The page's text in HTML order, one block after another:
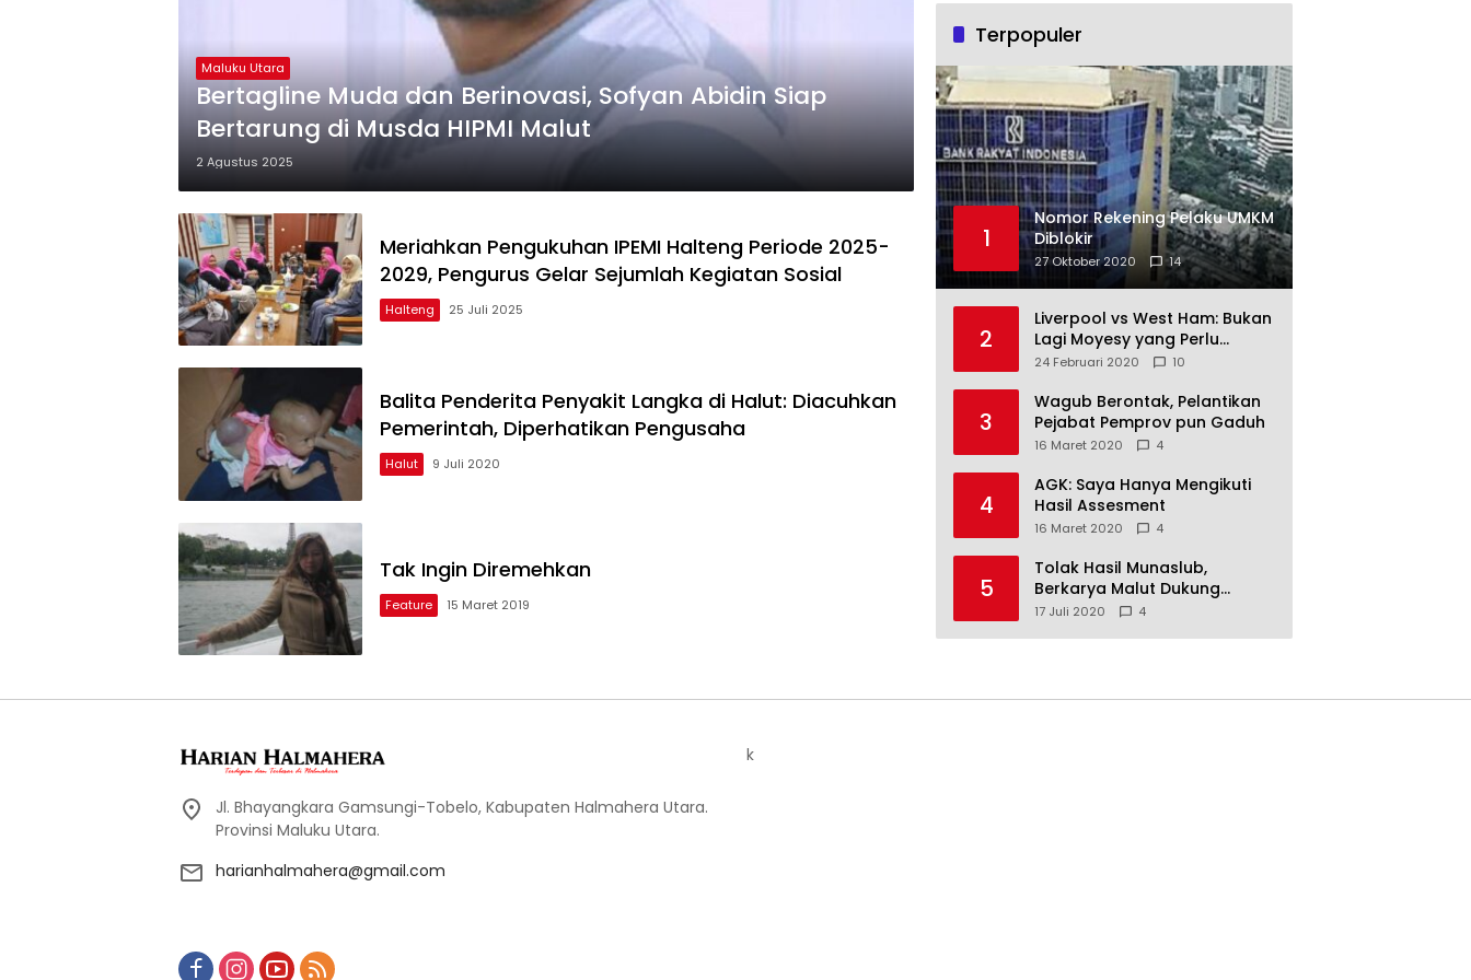
Maluku Utara
Bertagline Muda dan Berinovasi, Sofyan Abidin Siap
Bertarung di Musda HIPMI Malut
2 Agustus 2025
Meriahkan Pengukuhan IPEMI Halteng Periode 2025-
2029, Pengurus Gelar Sejumlah Kegiatan Sosial
Halteng 25 Juli 2025
Balita Penderita Penyakit Langka di Halut: Diacuhkan
Pemerintah, Diperhatikan Pengusaha
Halut 9 Juli 2020
Tak Ingin Diremehkan
Feature 15 Maret 2019
Terpopuler
1
Nomor Rekening Pelaku UMKM
Diblokir
27 Oktober 2020 14
2
Liverpool vs West Ham: Bukan
Lagi Moyesy yang Perlu
Ditakuti
24 Februari 2020 10
3
Wagub Berontak, Pelantikan
Pejabat Pemprov pun Gaduh
16 Maret 2020 4
4
AGK: Saya Hanya Mengikuti
Hasil Assesment
16 Maret 2020 4
5
Tolak Hasil Munaslub,
Berkarya Malut Dukung
Tommy Soeharto
17 Juli 2020 4
Jl. Bhayangkara Gamsungi-Tobelo, Kabupaten Halmahera Utara.
Provinsi Maluku Utara.
harianhalmahera@gmail.com
k